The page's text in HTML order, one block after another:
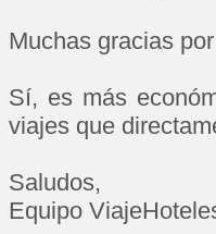
Muchas gracias
Sí, es más
viajes que
Saludos,
Equipo